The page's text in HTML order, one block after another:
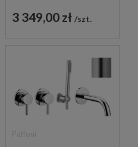
WYLEWKĄ
3 349,00 zł szt.